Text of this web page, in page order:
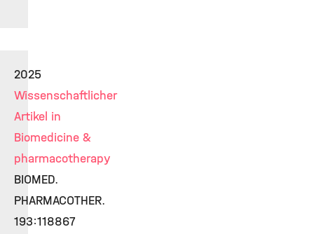
2025
Wissenschaftlicher
Artikel in
Biomedicine &
pharmacotherapy
BIOMED.
PHARMACOTHER.
193:118867